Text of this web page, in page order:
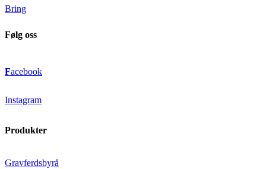
Bring
Følg oss
Facebook
Instagram
Produkter
Gravferdsbyrå